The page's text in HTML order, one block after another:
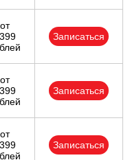
от
Записаться
от
Записаться
от
Записаться